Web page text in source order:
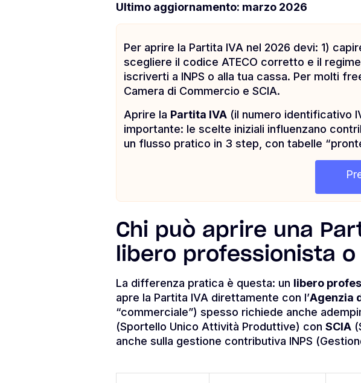
Ultimo aggiornamento: marzo 2026
Per aprire la Partita IVA nel 2026 devi: 1)
scegliere il codice ATECO corretto e il
iscriverti a INPS o alla tua cassa. Per molti
Camera di Commercio e SCIA.
Aprire la Partita IVA (il numero identificativo
importante: le scelte iniziali influenzano
un flusso pratico in 3 step, con tabelle
Chi può aprire una
libero professionista
La differenza pratica è questa: un libero
apre la Partita IVA direttamente con l’Agenzia
“commerciale”) spesso richiede anche
(Sportello Unico Attività Produttive) con SCIA
anche sulla gestione contributiva INPS